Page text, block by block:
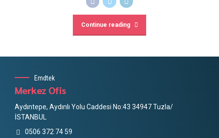
Continue reading
Emdtek
Merkez Ofis
Aydıntepe, Aydınlı Yolu Caddesi No:43 34947 Tuzla/
İSTANBUL
0506 372 74 59